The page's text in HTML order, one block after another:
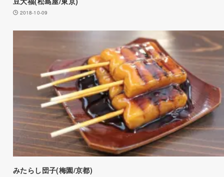
2018-10-09
みたらし団子(梅園/京都)